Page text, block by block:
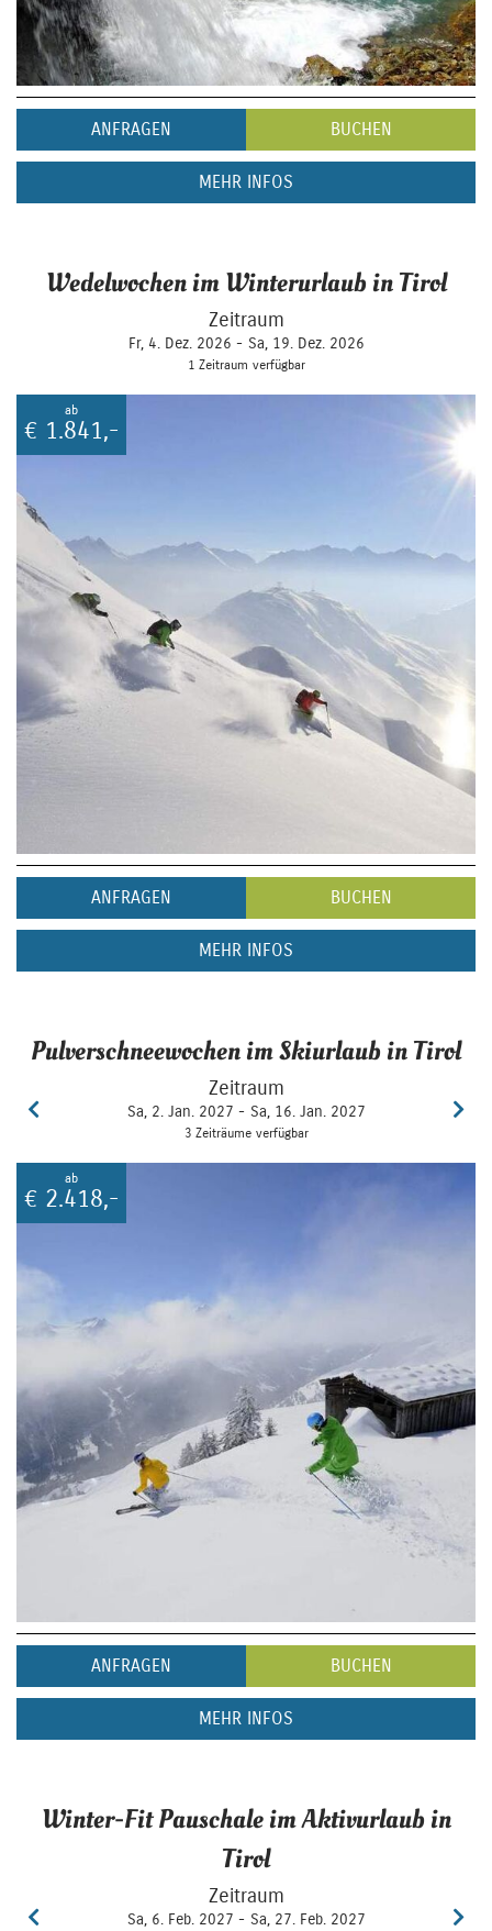
ANFRAGEN BUCHEN
MEHR INFOS
Wedelwochen im Winterurlaub in Tirol
Zeitraum
Fr, 4. Dez. 2026 - Sa, 19. Dez. 2026
1 Zeitraum verfügbar
ab
€ 1.841,-
ANFRAGEN BUCHEN
MEHR INFOS
Pulverschneewochen im Skiurlaub in Tirol
Zeitraum
Sa, 2. Jan. 2027 - Sa, 16. Jan. 2027
3 Zeiträume verfügbar
ab
€ 2.418,-
ANFRAGEN BUCHEN
MEHR INFOS
Winter-Fit Pauschale im Aktivurlaub in
Tirol
Zeitraum
Sa, 6. Feb. 2027 - Sa, 27. Feb. 2027